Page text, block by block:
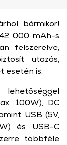
bármikor!
000 mAh-s
felszerelve,
utazás,
esetén is.
100W), DC
USB (5V,
és USB-C
többféle